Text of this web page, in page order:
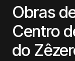
Ferreira do
Obras
Centro
do